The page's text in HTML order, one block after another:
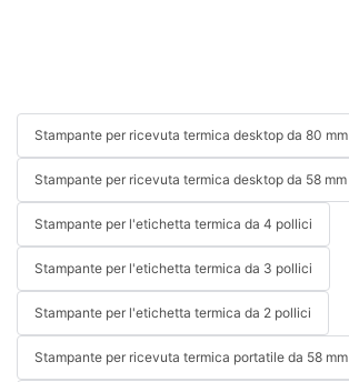
Stampante per ricevuta termica desktop da 80 mm
Stampante per ricevuta termica desktop da 58 mm
Stampante per l'etichetta termica da 4 pollici
Stampante per l'etichetta termica da 3 pollici
Stampante per l'etichetta termica da 2 pollici
Stampante per ricevuta termica portatile da 58 mm